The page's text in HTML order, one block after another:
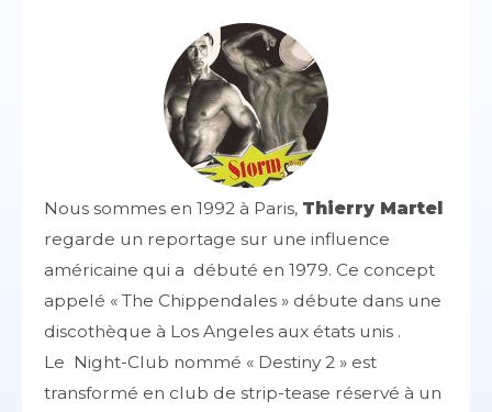
Nous sommes en 1992 à Paris, Thierry Martel
regarde un reportage sur une influence
américaine qui a débuté en 1979. Ce concept
appelé « The Chippendales » débute dans une
discothèque à Los Angeles aux états unis .
Le Night-Club nommé « Destiny 2 » est
transformé en club de strip-tease réservé à un